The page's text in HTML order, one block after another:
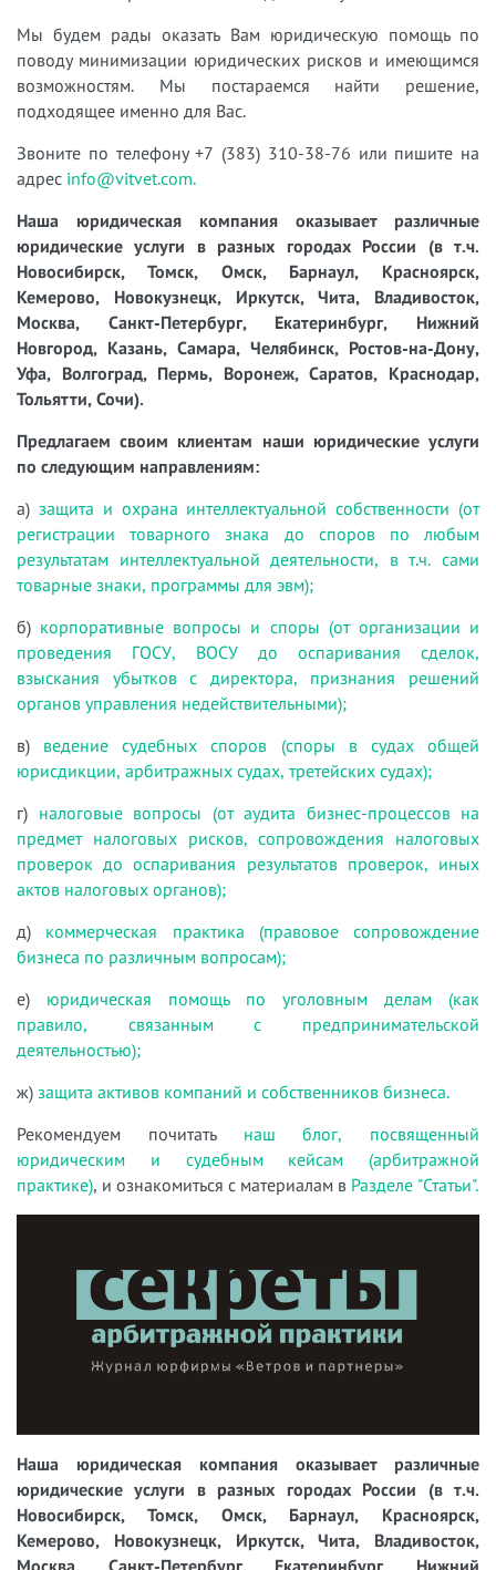
Мы будем рады оказать Вам юридическую помощь по
поводу минимизации юридических рисков и имеющимся
возможностям. Мы постараемся найти решение,
подходящее именно для Вас.
Звоните по телефону +7 (383) 310-38-76 или пишите на
адрес info@vitvet.com.
Наша юридическая компания оказывает различные
юридические услуги в разных городах России (в т.ч.
Новосибирск, Томск, Омск, Барнаул, Красноярск,
Кемерово, Новокузнецк, Иркутск, Чита, Владивосток,
Москва, Санкт-Петербург, Екатеринбург, Нижний
Новгород, Казань, Самара, Челябинск, Ростов-на-Дону,
Уфа, Волгоград, Пермь, Воронеж, Саратов, Краснодар,
Тольятти, Сочи).
Предлагаем своим клиентам наши юридические услуги
по следующим направлениям:
а) защита и охрана интеллектуальной собственности (от
регистрации товарного знака до споров по любым
результатам интеллектуальной деятельности, в т.ч. сами
товарные знаки, программы для эвм);
б) корпоративные вопросы и споры (от организации и
проведения ГОСУ, ВОСУ до оспаривания сделок,
взыскания убытков с директора, признания решений
органов управления недействительными);
в) ведение судебных споров (споры в судах общей
юрисдикции, арбитражных судах, третейских судах);
г) налоговые вопросы (от аудита бизнес-процессов на
предмет налоговых рисков, сопровождения налоговых
проверок до оспаривания результатов проверок, иных
актов налоговых органов);
д) коммерческая практика (правовое сопровождение
бизнеса по различным вопросам);
е) юридическая помощь по уголовным делам (как
правило, связанным с предпринимательской
деятельностью);
ж) защита активов компаний и собственников бизнеса.
Рекомендуем почитать наш блог, посвященный
юридическим и судебным кейсам (арбитражной
практике), и ознакомиться с материалам в Разделе "Статьи".
Наша юридическая компания оказывает различные
юридические услуги в разных городах России (в т.ч.
Новосибирск, Томск, Омск, Барнаул, Красноярск,
Кемерово, Новокузнецк, Иркутск, Чита, Владивосток,
Москва, Санкт-Петербург, Екатеринбург, Нижний